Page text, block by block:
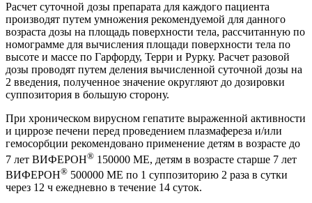
Расчет суточной дозы препарата для каждого пациента
производят путем умножения рекомендуемой для данного
возраста дозы на площадь поверхности тела, рассчитанную по
номограмме для вычисления площади поверхности тела по
высоте и массе по Гарфорду, Терри и Рурку. Расчет разовой
дозы проводят путем деления вычисленной суточной дозы на
2 введения, полученное значение округляют до дозировки
суппозитория в большую сторону.
При хроническом вирусном гепатите выраженной активности
и циррозе печени перед проведением плазмафереза и/или
гемосорбции рекомендовано применение детям в возрасте до
7 лет ВИФЕРОН® 150000 МЕ, детям в возрасте старше 7 лет
ВИФЕРОН® 500000 МЕ по 1 суппозиторию 2 раза в сутки
через 12 ч ежедневно в течение 14 суток.